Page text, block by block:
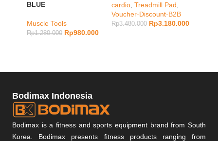
BLUE
Muscle Tools
Rp1.280.000 Rp980.000
cardio, Treadmill Pad,
Voucher-Discount-B2B
Rp3.480.000 Rp3.180.000
Bodimax Indonesia
Bodimax is a fitness and sports equipment brand from South
Korea. Bodimax presents fitness products ranging from